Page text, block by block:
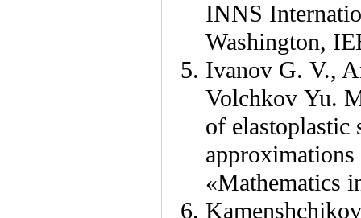
INNS
Washington,
Ivanov G. V.,
Volchkov Yu.
of elastoplastic
«Mathematics